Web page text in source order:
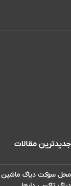
جدیدترین مقالات
محل سوکت دیاگ ماشین